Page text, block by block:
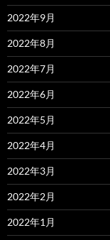
2022年9月
2022年8月
2022年7月
2022年6月
2022年5月
2022年4月
2022年3月
2022年2月
2022年1月